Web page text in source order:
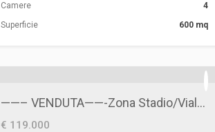
Camere
4
Superficie
600 mq
——– VENDUTA——-Zona Stadio/Viale degli Aviatori- Ampio Quadrilocale
€ 119.000